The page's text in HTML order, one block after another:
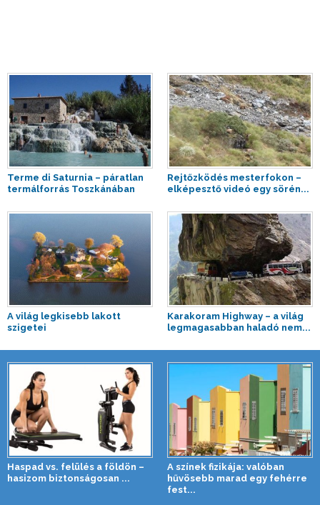
Terme di Saturnia – páratlan
termálforrás Toszkánában
Rejtőzködés mesterfokon –
elképesztő videó egy sörén...
A világ legkisebb lakott
szigetei
Karakoram Highway – a világ
legmagasabban haladó nem...
Haspad vs. felülés a földön –
hasizom biztonságosan ...
A színek fizikája: valóban
hűvösebb marad egy fehérre
fest...